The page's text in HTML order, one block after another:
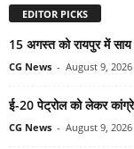
EDITOR PICKS
15 अगस्त को रायपुर में साय
CG News - August 9, 2026
ई-20 पेट्रोल को लेकर
CG News - August 9, 2026